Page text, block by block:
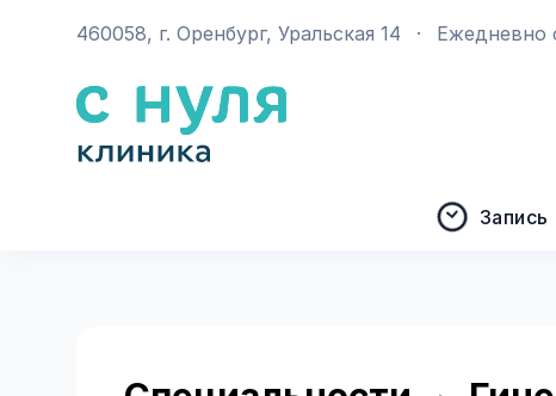
460058, г. Оренбург, Уральская 14 · Ежедневно
Запись